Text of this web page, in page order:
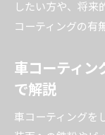
したい方や、将来
コーティングの有
車コーティン
で解説
車コーティングを